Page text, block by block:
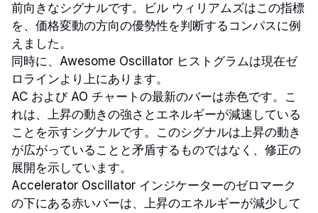
前向きなシグナルです。ビル ウィリアムズはこの指標
を、価格変動の方向の優勢性を判断するコンパスに例
えました。
同時に、Awesome Oscillator ヒストグラムは現在ゼ
ロラインより上にあります。
AC および AO チャートの最新のバーは赤色です。こ
れは、上昇の動きの強さとエネルギーが減速している
ことを示すシグナルです。このシグナルは上昇の動き
が広がっていることと矛盾するものではなく、修正の
展開を示しています。
Accelerator Oscillator インジケーターのゼロマーク
の下にある赤いバーは、上昇のエネルギーが減少して